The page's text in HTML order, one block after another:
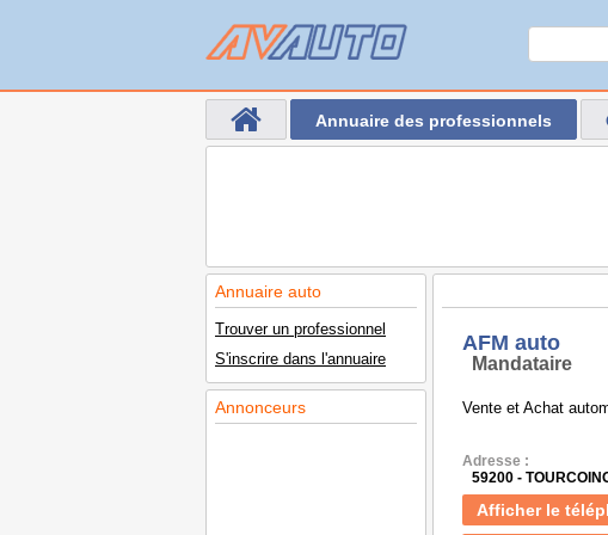
Annuaire des professionnels
Annuaire auto
Trouver un professionnel
S'inscrire dans l'annuaire
Annonceurs
AFM auto
Mandataire
Vente et Achat
Adresse :
59200 -
Afficher le